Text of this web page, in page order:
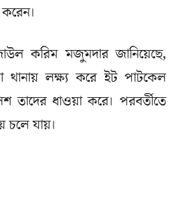
করেন।
করিম মজুমদার জানিয়েছে,
থানায় লক্ষ্য করে ইট পাটকেল
তাদের ধাওয়া করে। পরবর্তীতে
চলে যায়।